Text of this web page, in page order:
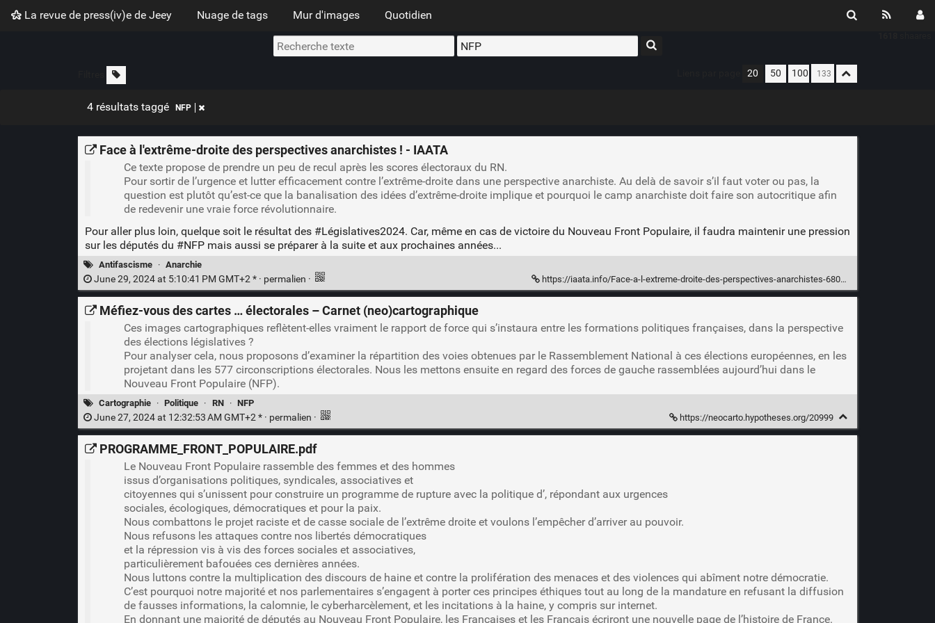
La revue de press(iv)e de Jeey Nuage de tags Mur d'images Quotidien
20 50 100
4 résultats taggé NFP
Face à l'extrême-droite des perspectives anarchistes ! - IAATA
Ce texte propose de prendre un peu de recul après les scores électoraux du RN.
Pour sortir de l’urgence et lutter efficacement contre l’extrême-droite dans une perspective anarchiste. Au delà de savoir s’il faut voter ou pas, la
question est plutôt qu’est-ce que la banalisation des idées d’extrême-droite implique et pourquoi le camp anarchiste doit faire son autocritique afin
de redevenir une vraie force révolutionnaire.
Pour aller plus loin, quelque soit le résultat des #Législatives2024. Car, même en cas de victoire du Nouveau Front Populaire, il faudra maintenir une pression
sur les députés du #NFPmais aussi se préparer à la suite et aux prochaines années...
Antifascisme · Anarchie
June 29, 2024 at 5:10:41 PM GMT+2 * · permalien · https://iaata.info/Face-a-l-extreme-droite-des-perspectives-anarchistes-6800.html
Méfiez-vous des cartes … électorales – Carnet (neo)cartographique
Ces images cartographiques reflètent-elles vraiment le rapport de force qui s’instaura entre les formations politiques françaises, dans la perspective
des élections législatives ?
Pour analyser cela, nous proposons d’examiner la répartition des voies obtenues par le Rassemblement National à ces élections européennes, en les
projetant dans les 577 circonscriptions électorales. Nous les mettons ensuite en regard des forces de gauche rassemblées aujourd’hui dans le
Nouveau Front Populaire (NFP).
Cartographie · Politique · RN · NFP
June 27, 2024 at 12:32:53 AM GMT+2 * · permalien · https://neocarto.hypotheses.org/20999
PROGRAMME_FRONT_POPULAIRE.pdf
Le Nouveau Front Populaire rassemble des femmes et des hommes
issus d’organisations politiques, syndicales, associatives et
citoyennes qui s’unissent pour construire un programme de rupture avec la politique d’, répondant aux urgences
sociales, écologiques, démocratiques et pour la paix.
Nous combattons le projet raciste et de casse sociale de l’extrême droite et voulons l’empêcher d’arriver au pouvoir.
Nous refusons les attaques contre nos libertés démocratiques
et la répression vis à vis des forces sociales et associatives,
particulièrement bafouées ces dernières années.
Nous luttons contre la multiplication des discours de haine et contre la prolifération des menaces et des violences qui abîment notre démocratie.
C’est pourquoi notre majorité et nos parlementaires s’engagent à porter ces principes éthiques tout au long de la mandature en refusant la diffusion
de fausses informations, la calomnie, le cyberharcèlement, et les incitations à la haine, y compris sur internet.
En donnant une majorité de députés au Nouveau Front Populaire, les Françaises et les Français écriront une nouvelle page de l’histoire de France.